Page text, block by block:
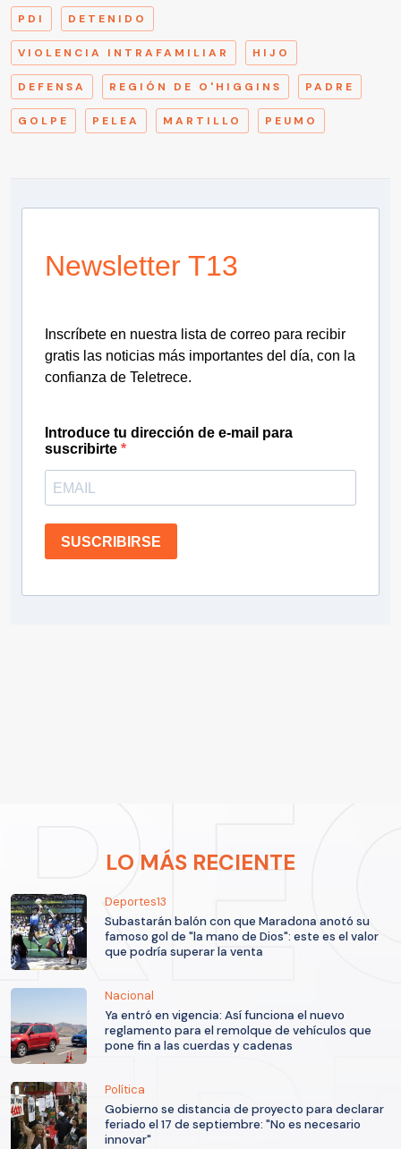
PDI DETENIDO
VIOLENCIA INTRAFAMILIAR HIJO
DEFENSA REGIÓN DE O'HIGGINS PADRE
GOLPE PELEA MARTILLO PEUMO
Newsletter T13
Inscríbete en nuestra lista de correo para recibir
gratis las noticias más importantes del día, con la
confianza de Teletrece.
Introduce tu dirección de e-mail para
suscribirte
SUSCRIBIRSE
LO MÁS RECIENTE
Deportes13
Subastarán balón con que Maradona anotó su
famoso gol de "la mano de Dios": este es el valor
que podría superar la venta
Nacional
Ya entró en vigencia: Así funciona el nuevo
reglamento para el remolque de vehículos que
pone fin a las cuerdas y cadenas
Política
Gobierno se distancia de proyecto para declarar
feriado el 17 de septiembre: "No es necesario
innovar"